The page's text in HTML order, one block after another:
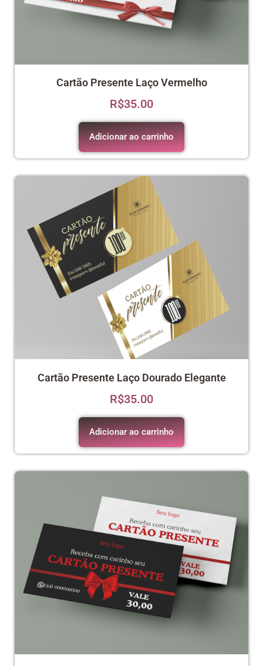
Cartão Presente Laço Vermelho
R$35.00
Adicionar ao carrinho
Cartão Presente Laço Dourado Elegante
R$35.00
Adicionar ao carrinho